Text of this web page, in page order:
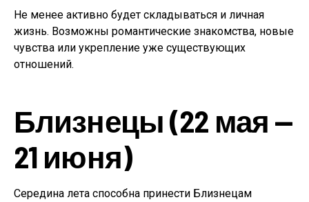
Не менее активно будет складываться и личная
жизнь. Возможны романтические знакомства, новые
чувства или укрепление уже существующих
отношений.
Близнецы (22 мая —
21 июня)
Середина лета способна принести Близнецам